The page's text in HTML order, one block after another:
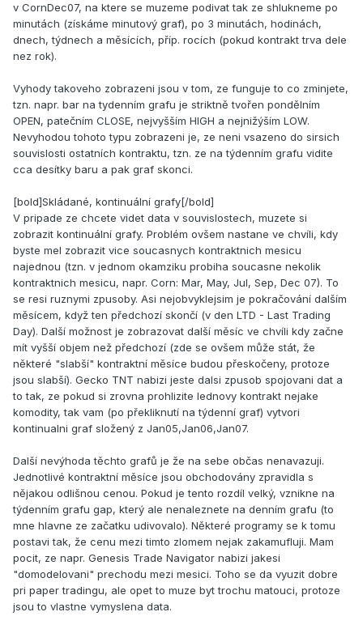
v CornDec07, na ktere se muzeme podivat tak ze shlukneme po
minutách (získáme minutový graf), po 3 minutách, hodinách,
dnech, týdnech a měsících, příp. rocích (pokud kontrakt trva dele
nez rok).
Vyhody takoveho zobrazeni jsou v tom, ze funguje to co zminjete,
tzn. napr. bar na tydenním grafu je striktně tvořen pondělním
OPEN, patečním CLOSE, nejvyšším HIGH a nejnižýším LOW.
Nevyhodou tohoto typu zobrazeni je, ze neni vsazeno do sirsich
souvislosti ostatních kontraktu, tzn. ze na týdenním grafu vidite
cca desítky baru a pak graf skonci.
[bold]Skládané, kontinuální grafy[/bold]
V pripade ze chcete videt data v souvislostech, muzete si
zobrazit kontinuální grafy. Problém ovšem nastane ve chvíli, kdy
byste mel zobrazit vice soucasnych kontraktnich mesicu
najednou (tzn. v jednom okamziku probiha soucasne nekolik
kontraktnich mesicu, napr. Corn: Mar, May, Jul, Sep, Dec 07). To
se resi ruznymi zpusoby. Asi nejobvyklejsim je pokračování dalším
měsícem, když ten předchozí skončí (v den LTD - Last Trading
Day). Další možnost je zobrazovat další měsíc ve chvíli kdy začne
mít vyšší objem než předchozí (zde se ovšem může stát, že
některé "slabší" kontraktní měsíce budou přeskočeny, protoze
jsou slabší). Gecko TNT nabizi jeste dalsi zpusob spojovani dat a
to tak, ze pokud si zrovna prohlizite lednovy kontrakt nejake
komodity, tak vam (po překliknutí na týdenní graf) vytvori
kontinualni graf složený z Jan05,Jan06,Jan07.
Další nevýhoda těchto grafů je že na sebe občas nenavazuji.
Jednotlivé kontraktní měsíce jsou obchodovány zpravidla s
nějakou odlišnou cenou. Pokud je tento rozdíl velký, vznikne na
týdenním grafu gap, který ale nenaleznete na denním grafu (to
mne hlavne ze začatku udivovalo). Některé programy se k tomu
postavi tak, že cenu mezi timto zlomem nejak zakamufluji. Mam
pocit, ze napr. Genesis Trade Navigator nabizi jakesi
"domodelovani" prechodu mezi mesici. Toho se da vyuzit dobre
pri paper tradingu, ale opet to muze byt trochu matouci, protoze
jsou to vlastne vymyslena data.